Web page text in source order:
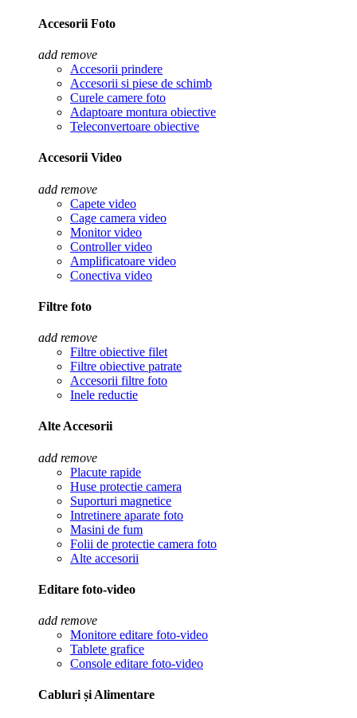
Accesorii Foto
add remove
Accesorii prindere
Accesorii si piese de schimb
Curele camere foto
Adaptoare montura obiective
Teleconvertoare obiective
Accesorii Video
add remove
Capete video
Cage camera video
Monitor video
Controller video
Amplificatoare video
Conectiva video
Filtre foto
add remove
Filtre obiective filet
Filtre obiective patrate
Accesorii filtre foto
Inele reductie
Alte Accesorii
add remove
Placute rapide
Huse protectie camera
Suporturi magnetice
Intretinere aparate foto
Masini de fum
Folii de protectie camera foto
Alte accesorii
Editare foto-video
add remove
Monitore editare foto-video
Tablete grafice
Console editare foto-video
Cabluri și Alimentare